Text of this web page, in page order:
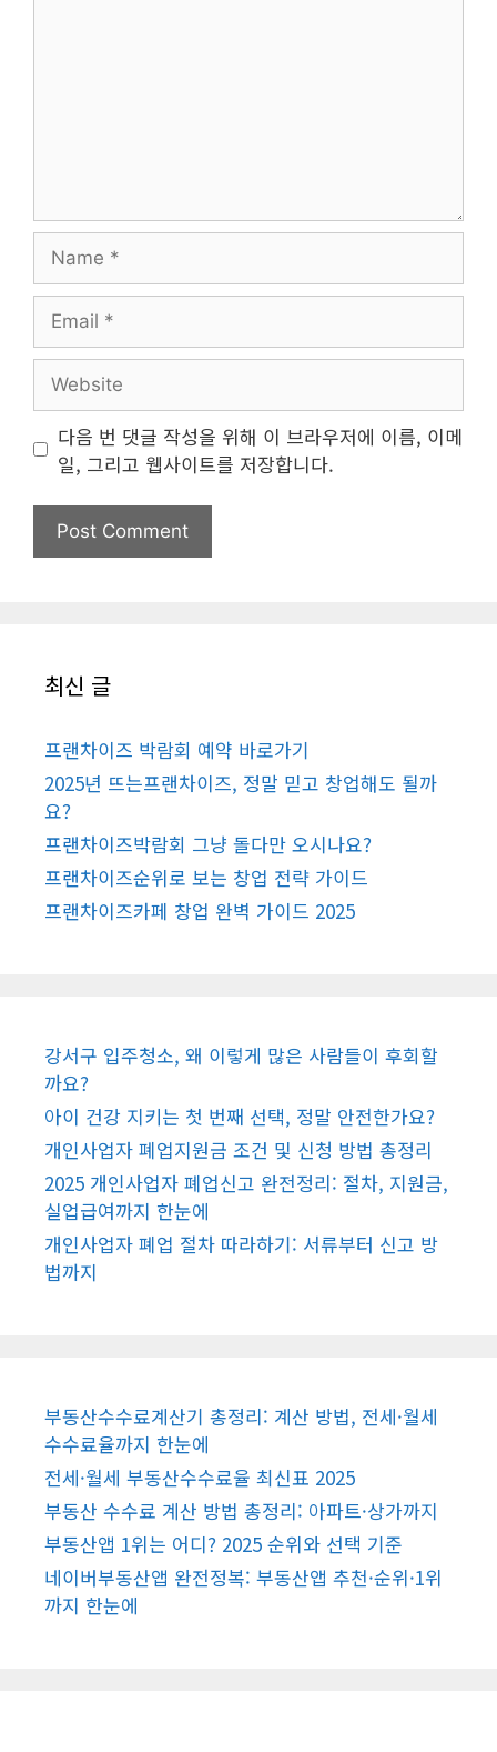
Name
Email
Website
다음 번 댓글 작성을 위해 이 브라우저에 이름, 이메
일, 그리고 웹사이트를 저장합니다.
최신 글
프랜차이즈 박람회 예약 바로가기
2025년 뜨는프랜차이즈, 정말 믿고 창업해도 될까
요?
프랜차이즈박람회 그냥 돌다만 오시나요?
프랜차이즈순위로 보는 창업 전략 가이드
프랜차이즈카페 창업 완벽 가이드 2025
강서구 입주청소, 왜 이렇게 많은 사람들이 후회할
까요?
아이 건강 지키는 첫 번째 선택, 정말 안전한가요?
개인사업자 폐업지원금 조건 및 신청 방법 총정리
2025 개인사업자 폐업신고 완전정리: 절차, 지원금,
실업급여까지 한눈에
개인사업자 폐업 절차 따라하기: 서류부터 신고 방
법까지
부동산수수료계산기 총정리: 계산 방법, 전세·월세
수수료율까지 한눈에
전세·월세 부동산수수료율 최신표 2025
부동산 수수료 계산 방법 총정리: 아파트·상가까지
부동산앱 1위는 어디? 2025 순위와 선택 기준
네이버부동산앱 완전정복: 부동산앱 추천·순위·1위
까지 한눈에